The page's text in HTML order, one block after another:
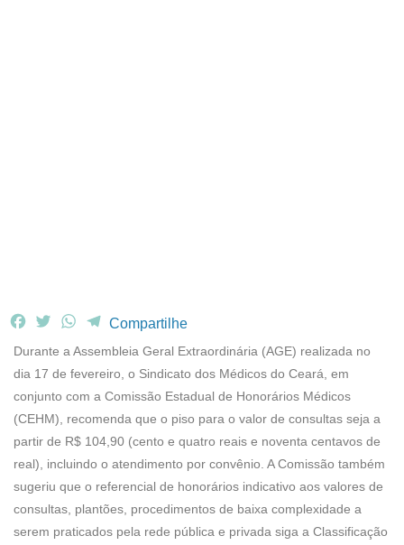
F
c
e
b
o
o
k
T
i
t
t
e
r
W
a
t
s
A
p
p
T
l
e
g
r
a
m
Compartilhe
Durante a Assembleia Geral Extraordinária (AGE) realizada no
dia 17 de fevereiro, o Sindicato dos Médicos do Ceará, em
conjunto com a Comissão Estadual de Honorários Médicos
(CEHM), recomenda que o piso para o valor de consultas seja a
partir de R$ 104,90 (cento e quatro reais e noventa centavos de
real), incluindo o atendimento por convênio. A Comissão também
sugeriu que o referencial de honorários indicativo aos valores de
consultas, plantões, procedimentos de baixa complexidade a
serem praticados pela rede pública e privada siga a Classificação